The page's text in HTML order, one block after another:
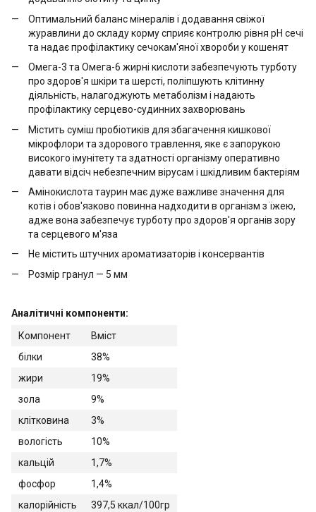
Оптимальний баланс мінералів і додавання свіжої
журавлини до складу корму сприяє контролю рівня pH сечі
та надає профілактику сечокам'яної хвороби у кошенят
Омега-3 та Омега-6 жирні кислоти забезпечують турботу
про здоров'я шкіри та шерсті, поліпшують клітинну
діяльність, налагоджують метаболізм і надають
профілактику серцево-судинних захворювань
Містить суміш пробіотиків для збагачення кишкової
мікрофлори та здорового травлення, яке є запорукою
високого імунітету та здатності організму оперативно
давати відсіч небезпечним вірусам і шкідливим бактеріям
Амінокислота таурин має дуже важливе значення для
котів і обов'язково повинна надходити в організм з їжею,
адже вона забезпечує турботу про здоров'я органів зору
та серцевого м'яза
Не містить штучних ароматизаторів і консервантів
Розмір гранул — 5 мм
Аналітичні компоненти:
Компонент
Вміст
білки
38%
жири
19%
зола
9%
клітковина
3%
вологість
10%
кальцій
1,7%
фосфор
1,4%
калорійність
397,5 ккал/100гр